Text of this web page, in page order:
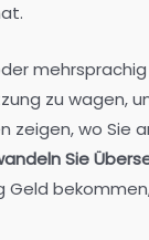
zu wagen,
zeigen, wo Sie
Sie
Geld